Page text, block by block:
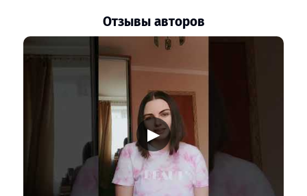
Отзывы авторов
▶